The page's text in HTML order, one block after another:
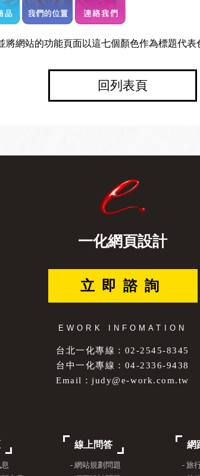
網站的功能頁面以這七個顏色作為標題代
回列表頁
一化網頁設計
立即諮詢
EWORK INFOMATION
台北一化專線：02-2545-8345
台中一化專線：04-2336-9438
Email：judy@e-work.com.tw
線上問答
- 網站規劃問題
網
- 旅